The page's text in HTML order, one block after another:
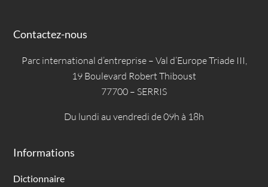
Contactez-nous
Parc international d’entreprise – Val d’Europe Triade III,
19 Boulevard Robert Thiboust
77700 – SERRIS
Du lundi au vendredi de 09h à 18h
Informations
Dictionnaire